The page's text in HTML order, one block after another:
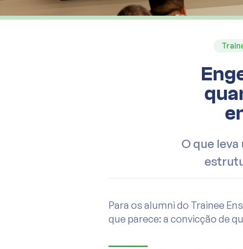
O que
Para os alumni do Trainee
que parece: a convicção de